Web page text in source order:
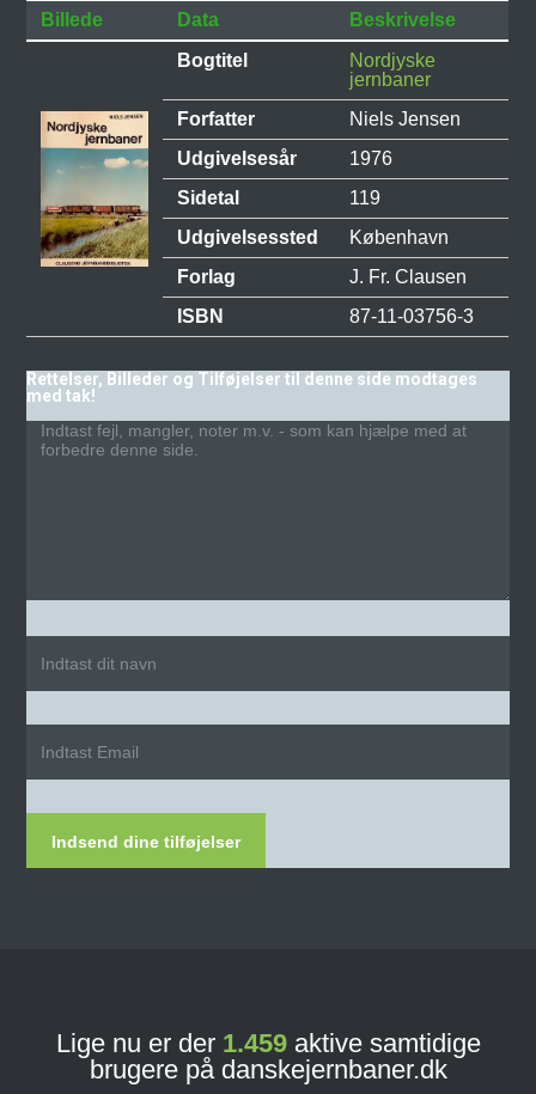
Billede
Data
Beskrivelse
Bogtitel
Nordjyske
jernbaner
Forfatter
Niels Jensen
Udgivelsesår
1976
Sidetal
119
Udgivelsessted
København
Forlag
J. Fr. Clausen
ISBN
87-11-03756-3
Rettelser, Billeder og Tilføjelser til denne side modtages
med tak!
Indsend dine tilføjelser
Lige nu er der 1.459aktive samtidige
brugere på danskejernbaner.dk